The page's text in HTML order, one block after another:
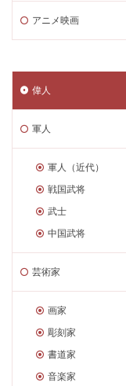
アニメ映画
偉人
軍人
軍人（近代）
戦国武将
武士
中国武将
芸術家
画家
彫刻家
書道家
音楽家